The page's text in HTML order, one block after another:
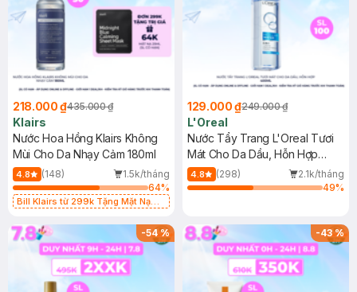
218.000 ₫435.000 ₫
Klairs
Nước Hoa Hồng Klairs Không
Mùi Cho Da Nhạy Cảm 180ml
4.8 (148)
1.5k/tháng
64%
Bill Klairs từ 299k Tặng Mặt Nạ
25ml (SL Có Hạn)
129.000 ₫249.000 ₫
L'Oreal
Nước Tẩy Trang L'Oreal Tươi
Mát Cho Da Dầu, Hỗn Hợp
400ml
4.8 (298)
2.1k/tháng
49%
-54% -43%